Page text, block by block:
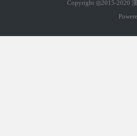
Copyright ◎2015-2020